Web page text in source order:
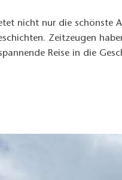
nicht nur die schönste
Zeitzeugen
Reise in die